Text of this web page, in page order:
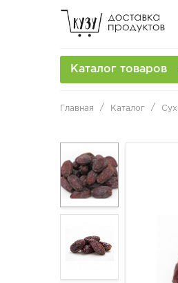
Каталог товаров
Главная Каталог